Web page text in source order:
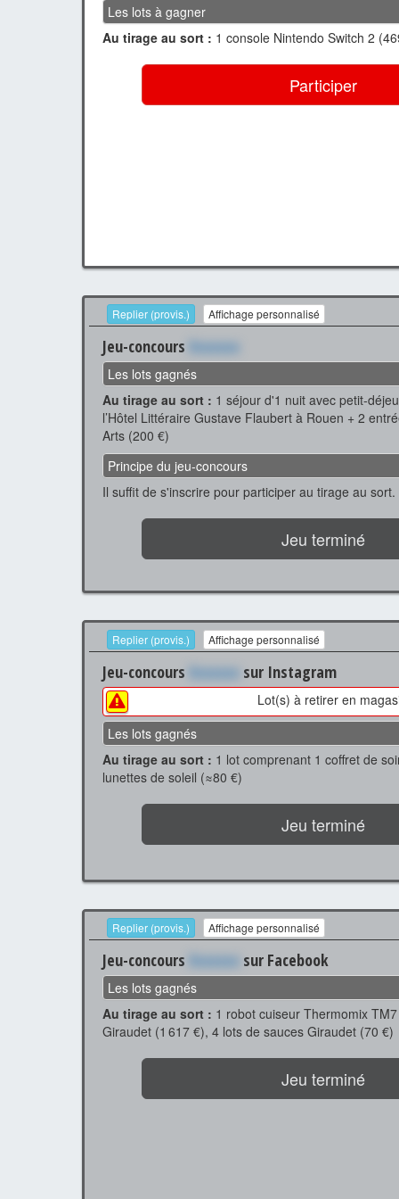
Les lots à gagner
Au tirage au sort : 1 console Nintendo Switch 2
Participer
Replier (provis.) Affichage personnalisé
Jeu-concours Xxxxxxx
Les lots gagnés
Au tirage au sort : 1 séjour d'1 nuit avec petit-
l’Hôtel Littéraire Gustave Flaubert à Rouen + 2
Arts (200 €)
Principe du jeu-concours
Il suffit de s'inscrire pour participer au tirage au sort.
Jeu terminé
Replier (provis.) Affichage personnalisé
Jeu-concours Xxxxxxx sur Instagram
Lot(s) à retirer en
Les lots gagnés
Au tirage au sort : 1 lot comprenant 1 coffret de
lunettes de soleil (≈80 €)
Jeu terminé
Replier (provis.) Affichage personnalisé
Jeu-concours Xxxxxxx sur Facebook
Les lots gagnés
Au tirage au sort : 1 robot cuiseur Thermomix
Giraudet (1 617 €), 4 lots de sauces Giraudet (70 €)
Jeu terminé